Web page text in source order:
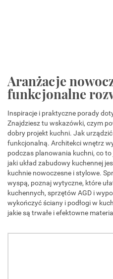
Aranżacje
funkcjonalne
Inspiracje i praktyczne porady
Znajdziesz tu wskazówki, czym
dobry projekt kuchni. Jak
funkcjonalną. Architekci wnętrz
podczas planowania kuchni, co
jaki układ zabudowy kuchennej
kuchnie nowoczesne i stylowe.
wyspą, poznaj wytyczne, które
kuchennych, sprzętów AGD i
wykończyć ściany i podłogi w
jakie są trwałe i efektowne